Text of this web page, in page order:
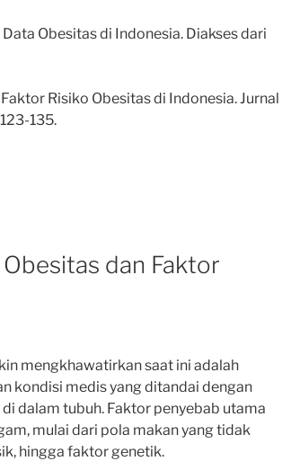
Obesitas di Indonesia. Diakses dari
Risiko Obesitas di Indonesia. Jurnal
135.
dan Faktor
mengkhawatirkan saat ini adalah
kondisi medis yang ditandai dengan
dalam tubuh. Faktor penyebab utama
mulai dari pola makan yang tidak
hingga faktor genetik.